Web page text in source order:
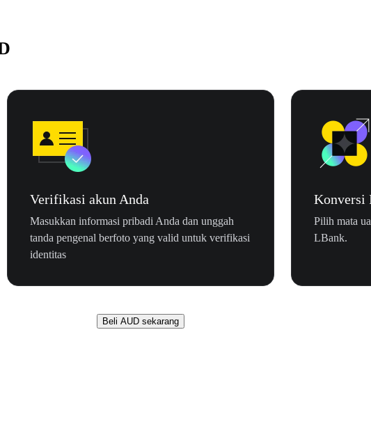
Verifikasi akun Anda
Masukkan informasi pribadi Anda dan unggah
tanda pengenal berfoto yang valid untuk verifikasi
identitas
Konversi
Pilih mata
LBank.
Beli AUD sekarang